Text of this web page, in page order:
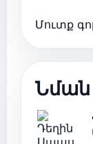
Մուտք